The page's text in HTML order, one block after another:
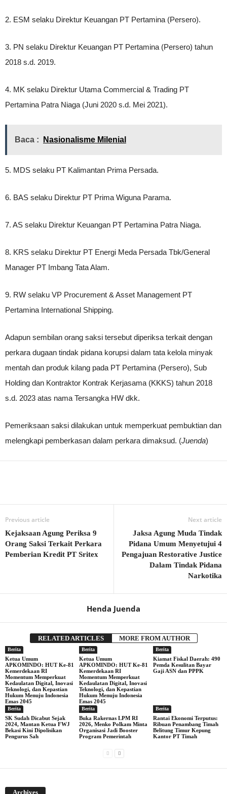
2. ESM selaku Direktur Keuangan PT Pertamina (Persero).
3. PN selaku Direktur Keuangan PT Pertamina (Persero) tahun
2018 s.d. 2019.
4. MK selaku Direktur Utama Commercial & Trading PT
Pertamina Patra Niaga (Juni 2020 s.d. Mei 2021).
Baca : Nasionalisme Milenial
5. MDS selaku PT Kalimantan Prima Persada.
6. BAS selaku Direktur PT Prima Wiguna Parama.
7. AS selaku Direktur Keuangan PT Pertamina Patra Niaga.
8. KRS selaku Direktur PT Energi Meda Persada Tbk/General
Manager PT Imbang Tata Alam.
9. RW selaku VP Procurement & Asset Management PT
Pertamina International Shipping.
Adapun sembilan orang saksi tersebut diperiksa terkait dengan
perkara dugaan tindak pidana korupsi dalam tata kelola minyak
mentah dan produk kilang pada PT Pertamina (Persero), Sub
Holding dan Kontraktor Kontrak Kerjasama (KKKS) tahun 2018
s.d. 2023 atas nama Tersangka HW dkk.
Pemeriksaan saksi dilakukan untuk memperkuat pembuktian dan
melengkapi pemberkasan dalam perkara dimaksud. (Juenda)
Previous article
Kejaksaan Agung Periksa 9
Orang Saksi Terkait Perkara
Pemberian Kredit PT Sritex
Next article
Jaksa Agung Muda Tindak
Pidana Umum Menyetujui 4
Pengajuan Restorative Justice
Dalam Tindak Pidana
Narkotika
Henda Juenda
RELATED ARTICLES MORE FROM AUTHOR
Berita
Ketua Umum
APKOMINDO: HUT Ke-81
Kemerdekaan RI
Momentum Memperkuat
Kedaulatan Digital, Inovasi
Teknologi, dan Kepastian
Hukum Menuju Indonesia
Emas 2045
Berita
Ketua Umum
APKOMINDO: HUT Ke-81
Kemerdekaan RI
Momentum Memperkuat
Kedaulatan Digital, Inovasi
Teknologi, dan Kepastian
Hukum Menuju Indonesia
Emas 2045
Berita
Kiamat Fiskal Daerah: 490
Pemda Kesulitan Bayar
Gaji ASN dan PPPK
Berita
SK Sudah Dicabut Sejak
2024, Mantan Ketua FWJ
Bekasi Kini Dipolisikan
Pengurus Sah
Berita
Buka Rakernas LPM RI
2026, Menko Polkam Minta
Organisasi Jadi Booster
Program Pemerintah
Berita
Rantai Ekonomi Terputus:
Ribuan Penambang Timah
Belitung Timur Kepung
Kantor PT Timah
Archives